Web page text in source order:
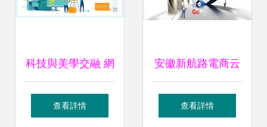
科技與美學交融 網
頁網站科技產品設
查看詳情
安徽新航路電商云
企業網站建設與排
查看詳情